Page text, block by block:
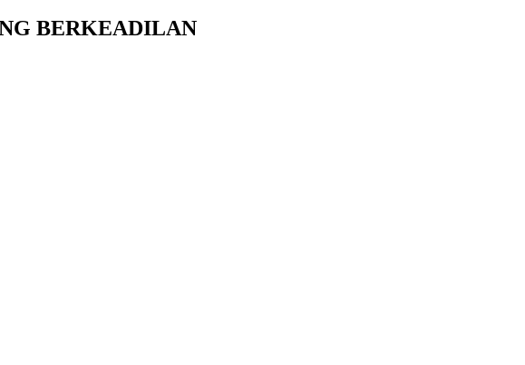
BERKEADILAN